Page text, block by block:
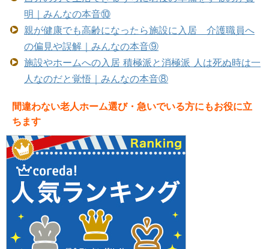
明｜みんなの本音⑩
親が健康でも高齢になったら施設に入居 介護職員へ
の偏見や誤解｜みんなの本音⑨
施設やホームへの入居 積極派と消極派 人は死ぬ時は一
人なのだと覚悟｜みんなの本音⑧
間違わない老人ホーム選び・急いでいる方にもお役に立
ちます